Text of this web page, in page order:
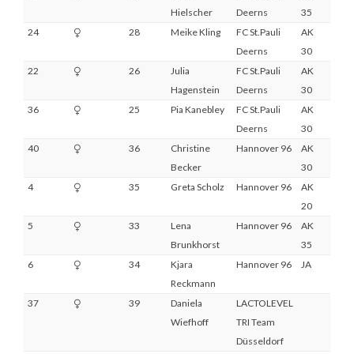
Hielscher
Deerns
35
24 28 Meike Kling
FC St.Pauli
Deerns
AK
30
22 26
Julia
Hagenstein
FC St.Pauli
Deerns
AK
30
36 25 Pia Kanebley
FC St.Pauli
Deerns
AK
30
40 36
Christine
Becker
Hannover 96
AK
30
4 35 Greta Scholz Hannover 96
AK
20
5 33
Lena
Brunkhorst
Hannover 96
AK
35
6 34
Kjara
Reckmann
Hannover 96 JA
37 39
Daniela
Wiefhoff
LACTOLEVEL
TRI Team
Düsseldorf